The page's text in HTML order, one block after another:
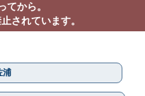
てから。
されています。
浦